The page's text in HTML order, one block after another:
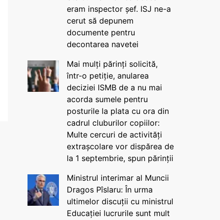
eram inspector șef. ISJ ne-a
cerut să depunem
documente pentru
decontarea navetei
Mai mulți părinți solicită,
într-o petiție, anularea
deciziei ISMB de a nu mai
acorda sumele pentru
posturile la plata cu ora din
cadrul cluburilor copiilor:
Multe cercuri de activități
extrașcolare vor dispărea de
la 1 septembrie, spun părinții
Ministrul interimar al Muncii
Dragos Pîslaru: În urma
ultimelor discuții cu ministrul
Educației lucrurile sunt mult